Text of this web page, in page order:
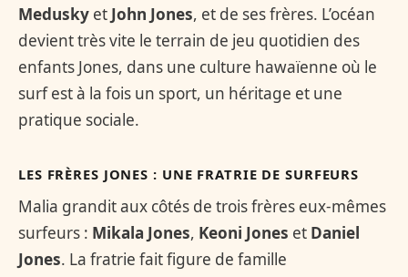
Medusky et John Jones, et de ses frères. L’océan
devient très vite le terrain de jeu quotidien des
enfants Jones, dans une culture hawaïenne où le
surf est à la fois un sport, un héritage et une
pratique sociale.
LES FRÈRES JONES : UNE FRATRIE DE SURFEURS
Malia grandit aux côtés de trois frères eux-mêmes
surfeurs : Mikala Jones, Keoni Jones et Daniel
Jones. La fratrie fait figure de famille